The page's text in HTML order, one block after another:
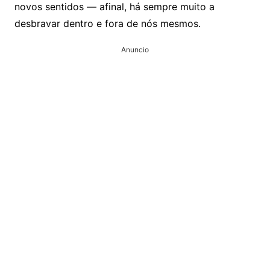
novos sentidos — afinal, há sempre muito a
desbravar dentro e fora de nós mesmos.
Anuncio